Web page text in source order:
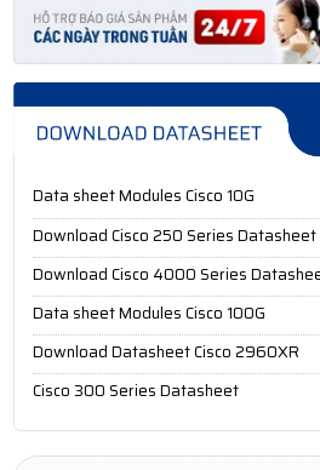
Data sheet Modules Cisco 10G
Download Cisco 250 Series Datasheet
Download Cisco 4000 Series
Data sheet Modules Cisco 100G
Download Datasheet Cisco 2960XR
Cisco 300 Series Datasheet